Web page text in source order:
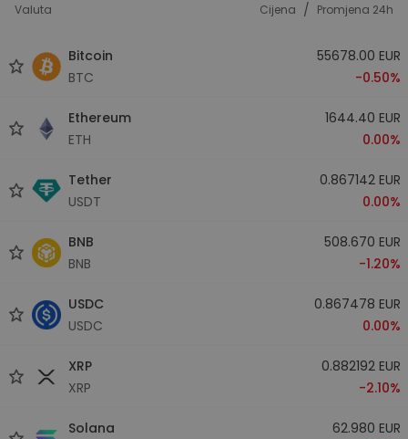
Valuta Cijena / Promjena 24h
Bitcoin
BTC
55678.00 EUR
-0.50%
Ethereum
ETH
1644.40 EUR
0.00%
Tether
USDT
0.867142 EUR
0.00%
BNB
BNB
508.670 EUR
-1.20%
USDC
USDC
0.867478 EUR
0.00%
XRP
XRP
0.882192 EUR
-2.10%
Solana
62.980 EUR